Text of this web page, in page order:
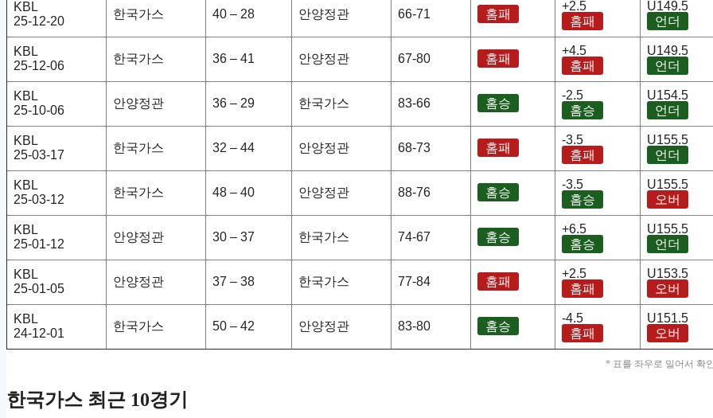
KBL
25-12-20
한국가스 40 – 28 안양정관 66-71 홈패
+2.5
홈패
U149.5
언더
KBL
25-12-06
한국가스 36 – 41 안양정관 67-80 홈패
+4.5
홈패
U149.5
언더
KBL
25-10-06
안양정관 36 – 29 한국가스 83-66 홈승
-2.5
홈승
U154.5
언더
KBL
25-03-17
한국가스 32 – 44 안양정관 68-73 홈패
-3.5
홈패
U155.5
언더
KBL
25-03-12
한국가스 48 – 40 안양정관 88-76 홈승
-3.5
홈승
U155.5
오버
KBL
25-01-12
안양정관 30 – 37 한국가스 74-67 홈승
+6.5
홈승
U155.5
언더
KBL
25-01-05
안양정관 37 – 38 한국가스 77-84 홈패
+2.5
홈패
U153.5
오버
KBL
24-12-01
한국가스 50 – 42 안양정관 83-80 홈승
-4.5
홈패
U151.5
오버
* 표를 좌우로 밀어서 확
한국가스 최근 10경기